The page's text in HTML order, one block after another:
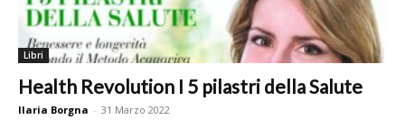
Libri
Health Revolution I 5 pilastri della Salute
Ilaria Borgna - 31 Marzo 2022